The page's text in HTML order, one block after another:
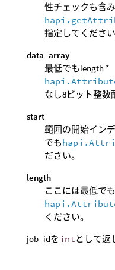
性チェックも含
指定してください
data_array
最低でもlength *
なし8ビット整数
start
範囲の開始イン
でも
ださい。
length
ここには最低で
ください。
job_idをintとして返